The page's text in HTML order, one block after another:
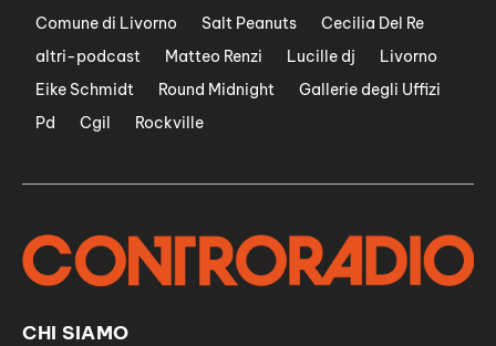
Comune di Livorno
Salt Peanuts
Cecilia Del Re
altri-podcast
Matteo Renzi Lucille dj
Livorno
Eike Schmidt
Round Midnight
Gallerie degli Uffizi
Pd
Cgil Rockville
CHI SIAMO